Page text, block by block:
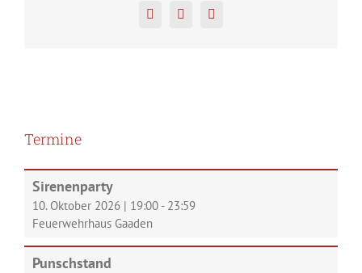
FacebookTwitterPinterest
Termine
Sirenenparty
10. Oktober 2026 | 19:00 - 23:59
Feuerwehrhaus Gaaden
Punschstand